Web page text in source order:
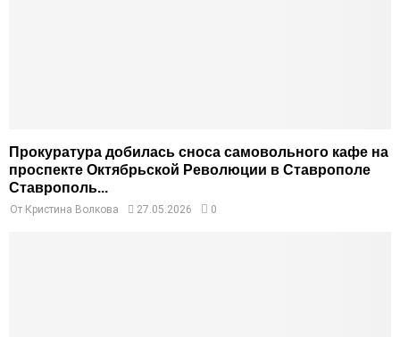
Прокуратура добилась сноса самовольного кафе на
проспекте Октябрьской Революции в Ставрополе
Ставрополь...
От Кристина Волкова 27.05.2026 0